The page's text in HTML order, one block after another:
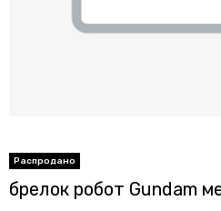
брелок робот Gundam